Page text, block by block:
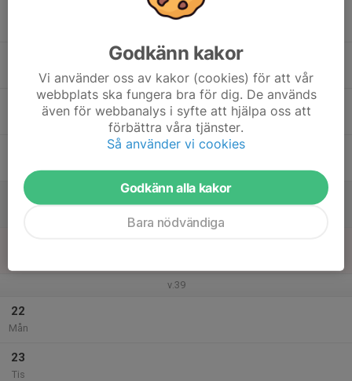
20
v.39
22
Mån
23
Tis
Godkänn kakor
Vi använder oss av kakor (cookies) för att vår
webbplats ska fungera bra för dig. De används
även för webbanalys i syfte att hjälpa oss att
förbättra våra tjänster.
Så använder vi cookies
Godkänn alla kakor
Bara nödvändiga